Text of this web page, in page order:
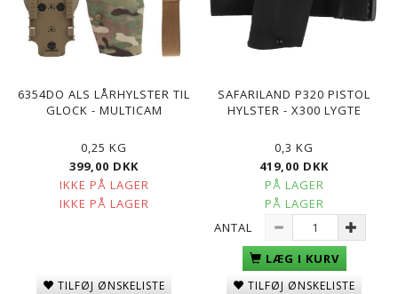
6354DO ALS LÅRHYLSTER TIL
GLOCK - MULTICAM
0,25 KG
399,00 DKK
IKKE PÅ LAGER
IKKE PÅ LAGER
TILFØJ ØNSKELISTE
SAFARILAND P320 PISTOL
HYLSTER - X300 LYGTE
0,3 KG
419,00 DKK
PÅ LAGER
PÅ LAGER
ANTAL
LÆG I KURV
TILFØJ ØNSKELISTE